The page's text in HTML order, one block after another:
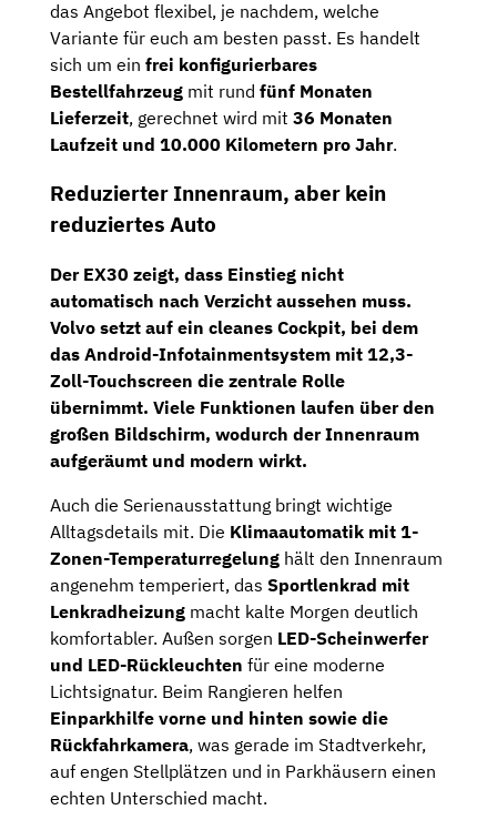
das Angebot flexibel, je nachdem, welche
Variante für euch am besten passt. Es handelt
sich um ein frei konfigurierbares
Bestellfahrzeug mit rund fünf Monaten
Lieferzeit, gerechnet wird mit 36 Monaten
Laufzeit und 10.000 Kilometern pro Jahr.
Reduzierter Innenraum, aber kein
reduziertes Auto
Der EX30 zeigt, dass Einstieg nicht
automatisch nach Verzicht aussehen muss.
Volvo setzt auf ein cleanes Cockpit, bei dem
das Android-Infotainmentsystem mit 12,3-
Zoll-Touchscreen die zentrale Rolle
übernimmt. Viele Funktionen laufen über den
großen Bildschirm, wodurch der Innenraum
aufgeräumt und modern wirkt.
Auch die Serienausstattung bringt wichtige
Alltagsdetails mit. Die Klimaautomatik mit 1-
Zonen-Temperaturregelung hält den Innenraum
angenehm temperiert, das Sportlenkrad mit
Lenkradheizung macht kalte Morgen deutlich
komfortabler. Außen sorgen LED-Scheinwerfer
und LED-Rückleuchten für eine moderne
Lichtsignatur. Beim Rangieren helfen
Einparkhilfe vorne und hinten sowie die
Rückfahrkamera, was gerade im Stadtverkehr,
auf engen Stellplätzen und in Parkhäusern einen
echten Unterschied macht.